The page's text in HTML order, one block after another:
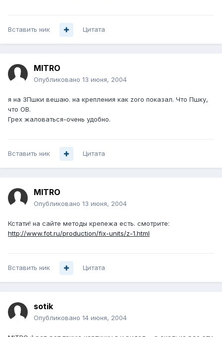
Вставить ник Цитата
MITRO
Опубликовано 13 июня, 2004
я на ЗПшки вешаю. на крепления как zoro показал. Что Пшку,
что ОВ.
Грех жаловаться-очень удобно.
Вставить ник Цитата
MITRO
Опубликовано 13 июня, 2004
Кстати! на сайте методы крепежа есть. смотрите:
http://www.fot.ru/production/fix-units/z-1.html
Вставить ник Цитата
sotik
Опубликовано 14 июня, 2004